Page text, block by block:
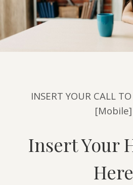
INSERT YOUR CALL
[Mobile]
Insert Your
Here